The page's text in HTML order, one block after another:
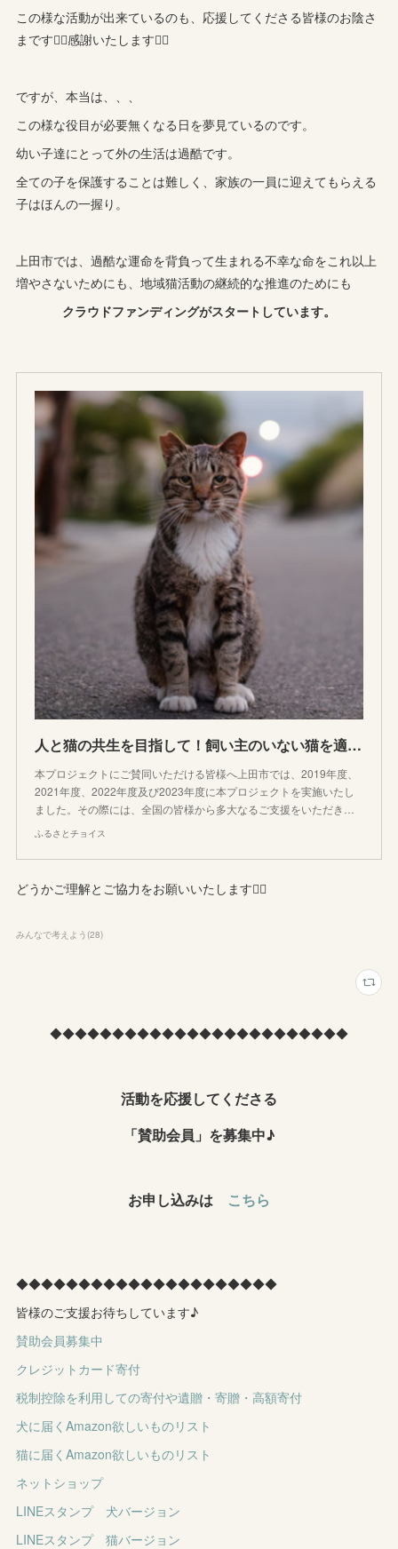
この様な活動が出来ているのも、応援してくださる皆様のお陰さ
まです🙇‍♀️感謝いたします🙇‍♀️
ですが、本当は、、、
この様な役目が必要無くなる日を夢見ているのです。
幼い子達にとって外の生活は過酷です。
全ての子を保護することは難しく、家族の一員に迎えてもらえる
子はほんの一握り。
上田市では、過酷な運命を背負って生まれる不幸な命をこれ以上
増やさないためにも、地域猫活動の継続的な推進のためにも
クラウドファンディングがスタートしています。
人と猫の共生を目指して！飼い主のいない猫を適切に管理し、不幸な命をなくしたい！｜ふるさと納税のガバメントクラウドファンディングは「ふるさとチョイス」
本プロジェクトにご賛同いただける皆様へ上田市では、2019年度、
2021年度、2022年度及び2023年度に本プロジェクトを実施いたし
ました。その際には、全国の皆様から多大なるご支援をいただき…
ふるさとチョイス
どうかご理解とご協力をお願いいたします🙇‍♀️
みんなで考えよう (28)
◆◆◆◆◆◆◆◆◆◆◆◆◆◆◆◆◆◆◆◆◆◆◆◆
活動を応援してくださる
「賛助会員」を募集中♪
お申し込みは こちら
◆◆◆◆◆◆◆◆◆◆◆◆◆◆◆◆◆◆◆◆◆
皆様のご支援お待ちしています♪
賛助会員募集中
クレジットカード寄付
税制控除を利用しての寄付や遺贈・寄贈・高額寄付
犬に届くAmazon欲しいものリスト
猫に届くAmazon欲しいものリスト
ネットショップ
LINEスタンプ 犬バージョン
LINEスタンプ 猫バージョン